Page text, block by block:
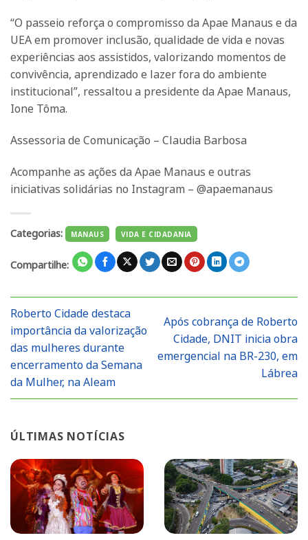
“O passeio reforça o compromisso da Apae Manaus e da
UEA em promover inclusão, qualidade de vida e novas
experiências aos assistidos, valorizando momentos de
convivência, aprendizado e lazer fora do ambiente
institucional”, ressaltou a presidente da Apae Manaus,
Ione Tôma.
Assessoria de Comunicação – Claudia Barbosa
Acompanhe as ações da Apae Manaus e outras
iniciativas solidárias no Instagram – @apaemanaus
Categorias: MANAUS VIDA E CIDADANIA
Compartilhe:
Roberto Cidade destaca
importância da valorização
das mulheres durante
encerramento da Semana
da Mulher, na Aleam
Após cobrança de Roberto
Cidade, DNIT inicia obra
emergencial na BR-230, em
Lábrea
ÚLTIMAS NOTÍCIAS